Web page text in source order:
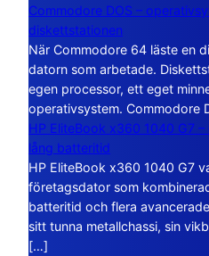
Commodore DOS –
diskettstationen
När Commodore 64 läste en
datorn som arbetade.
egen processor, ett eget
operativsystem. Commodore
HP EliteBook x360 1040 G7
lång batteritid
HP EliteBook x360 1040 G7
företagsdator som
batteritid och flera
sitt tunna metallchassi, sin
[…]